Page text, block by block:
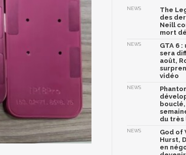
NEWS
The
des
Neill
mort
NEWS
GTA 6
sera
août,
vidéo
NEWS
du très
NEWS
God of
Hurst,
en